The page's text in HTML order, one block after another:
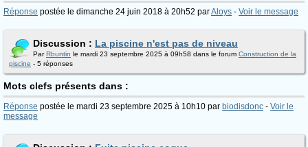
Réponse postée le dimanche 24 juin 2018 à 20h52 parAloys - Voir le message
Discussion : La piscine n'est pas de niveau
ParRbuntin le mardi 23 septembre 2025 à 09h58 dans le forum Construction de la
piscine - 5 réponses
Mots clefs présents dans :
Réponse postée le mardi 23 septembre 2025 à 10h10 par biodisdonc - Voir le
message